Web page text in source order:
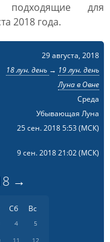
подходящие для
2018 года.
29 августа, 2018
18 лун. день → 19 лун. день
Луна в Овне
Среда
Убывающая Луна
25 сен. 2018 5:53(МСК)
9 сен. 2018 21:02(МСК)
→
Сб Вс
4
5
11
12